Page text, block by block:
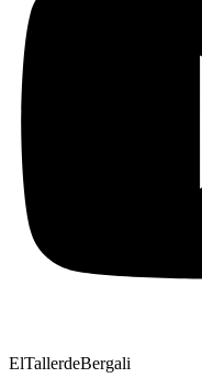
ElTallerdeBergali